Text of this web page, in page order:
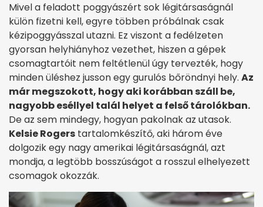
Mivel a feladott poggyászért sok légitársaságnál
külön fizetni kell, egyre többen próbálnak csak
kézipoggyásszal utazni. Ez viszont a fedélzeten
gyorsan helyhiányhoz vezethet, hiszen a gépek
csomagtartóit nem feltétlenül úgy tervezték, hogy
minden üléshez jusson egy gurulós bőröndnyi hely. Az
már megszokott, hogy aki korábban száll be,
nagyobb eséllyel talál helyet a felső tárolókban.
De az sem mindegy, hogyan pakolnak az utasok.
Kelsie Rogers tartalomkészítő, aki három éve
dolgozik egy nagy amerikai légitársaságnál, azt
mondja, a legtöbb bosszúságot a rosszul elhelyezett
csomagok okozzák.